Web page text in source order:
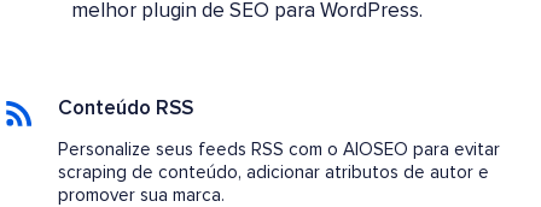
melhor plugin de SEO para WordPress.
Conteúdo RSS
Personalize seus feeds RSS com o AIOSEO para evitar
scraping de conteúdo, adicionar atributos de autor e
promover sua marca.